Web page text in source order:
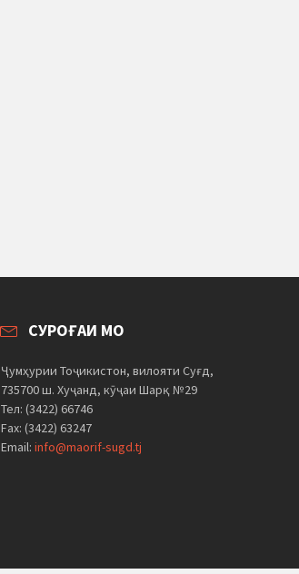
СУРОҒАИ МО
Ҷумҳурии Тоҷикистон, вилояти Суғд,
735700 ш. Хуҷанд, кӯҷаи Шарқ №29
Тел: (3422) 66746
Fax: (3422) 63247
Email: info@maorif-sugd.tj